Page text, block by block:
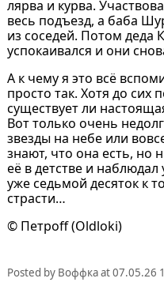
лярва и курва.
весь подъезд, а баба
из соседей. Потом деда
успокаивался и они
А к чему я это всё
просто так. Хотя до
существует ли
Вот только очень
звезды на небе или
знают, что она есть, но
её в детстве и
уже седьмой десяток к
страсти…
© Петроff (Oldloki)
Posted by Воффкаat07.05.26